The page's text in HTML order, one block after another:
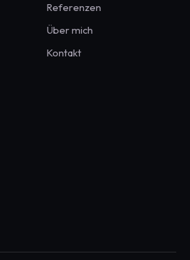
Referenzen
Über mich
Kontakt